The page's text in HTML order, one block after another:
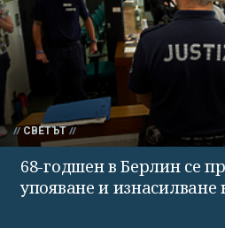
СВЕТЪТ
68-годшен в Берлин се
упояване и изнасилване